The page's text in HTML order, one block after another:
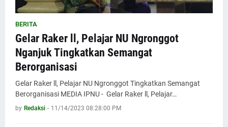
BERITA
Gelar Raker ll, Pelajar NU Ngronggot
Nganjuk Tingkatkan Semangat
Berorganisasi
Gelar Raker ll, Pelajar NU Ngronggot Tingkatkan Semangat
Berorganisasi MEDIA IPNU - Gelar Raker ll, Pelajar…
by Redaksi - 11/14/2023 08:28:00 PM